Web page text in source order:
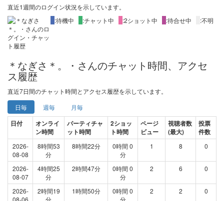
直近1週間のログイン状況を示しています。
:待機中 :チャット中 :2ショット中 :待合せ中 :不明
＊なぎさ＊。・さんのチャット時間、アクセ
ス履歴
直近7日間のチャット時間とアクセス履歴を示しています。
日毎
週毎 月毎
日付
オンライ
ン時間
パーティチャ
ット時間
2ショッ
ト時間
ページ
ビュー
視聴者数
(最大)
投票
件数
2026-
08-08
8時間53
分
8時間22分
0時間 0
分
1 8 0
2026-
08-07
4時間25
分
2時間47分
0時間 0
分
2 6 0
2026-
2時間19
1時間50分
0時間 0
2 2 0